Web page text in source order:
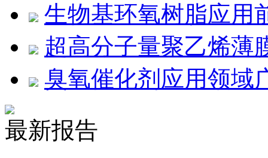
生物基环氧树脂应用
超高分子量聚乙烯薄
臭氧催化剂应用领域
最新报告